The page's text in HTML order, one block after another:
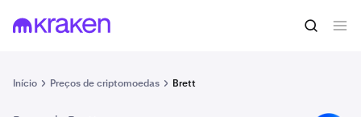
Início Preços de criptomoedas Brett
0,0036 € Comprar BRETT